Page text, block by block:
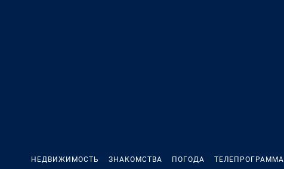
НЕДВИЖИМОСТЬ ЗНАКОМСТВА ПОГОДА ТЕЛЕПРОГРАММА